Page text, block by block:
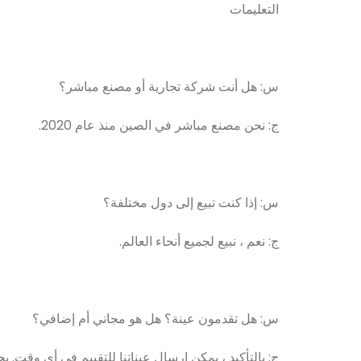
التعليمات
س: هل أنت شركة تجارية أو مصنع مباشر؟
ج: نحن مصنع مباشر في الصين منذ عام 2020.
س: إذا كنت تبيع إلى دول مختلفة؟
ج: نعم ، نبيع لجميع أنحاء العالم.
س: هل تقدمون عينة؟ هل هو مجاني أم إضافي؟